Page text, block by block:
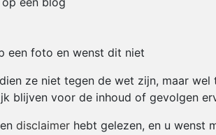
een foto en wenst dit niet
ze niet tegen de wet zijn, maar
blijven voor de inhoud of gevolgen
en disclaimer hebt gelezen, en u wenst